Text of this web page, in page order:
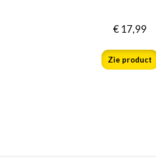
€17,99
Zie product